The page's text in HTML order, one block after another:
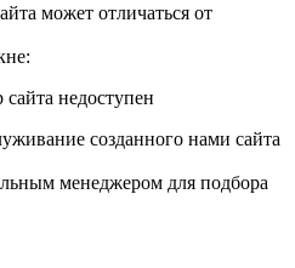
может отличаться от
недоступен
созданного нами сайта
менеджером для подбора